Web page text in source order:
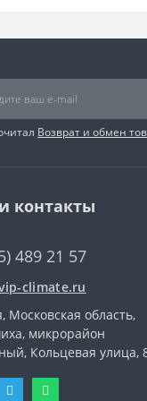
Возврат и обмен
контакты
489 21 57
climate.ru
Московская область,
микрорайон
Кольцевая улица,